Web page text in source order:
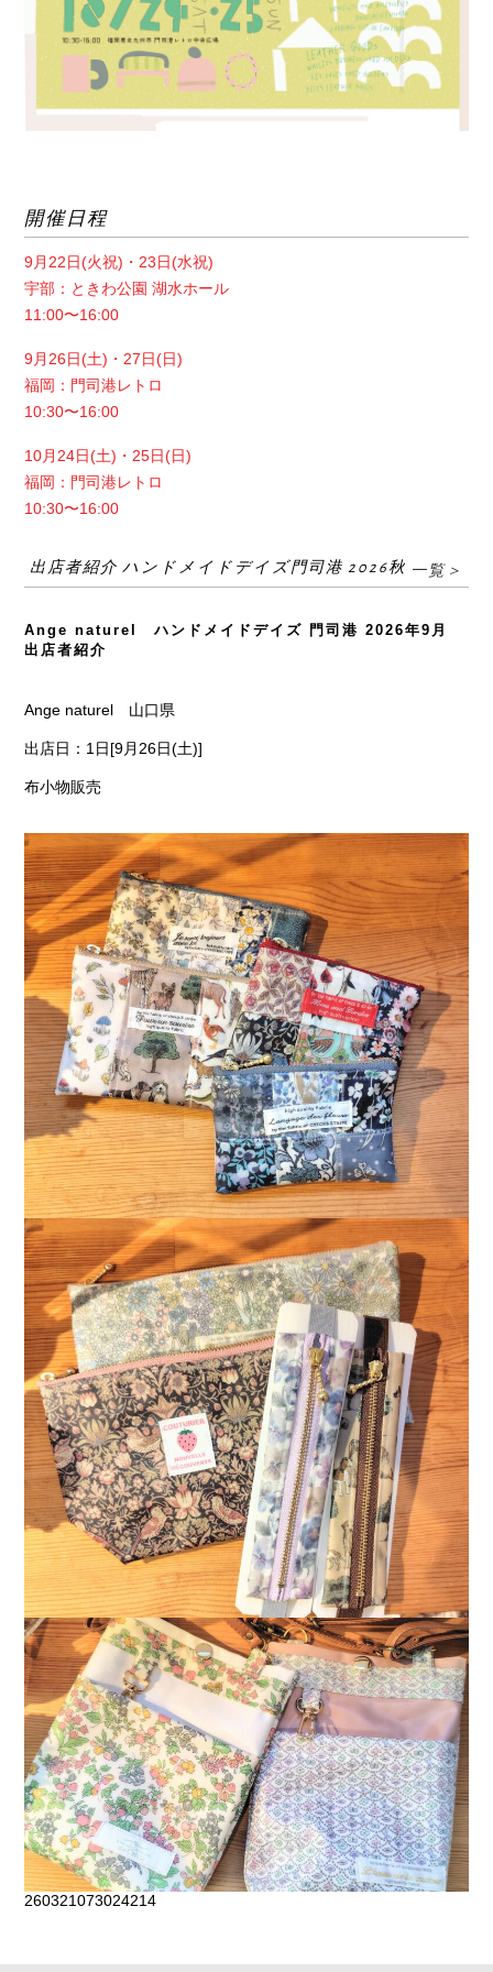
開催日程
9月22日(火祝)・23日(水祝)
宇部：ときわ公園 湖水ホール
11:00〜16:00
9月26日(土)・27日(日)
福岡：門司港レトロ
10:30〜16:00
10月24日(土)・25日(日)
福岡：門司港レトロ
10:30〜16:00
出店者紹介 ハンドメイドデイズ門司港 2026秋 一覧＞
Ange naturel ハンドメイドデイズ 門司港 2026年9月
出店者紹介
Ange naturel 山口県
出店日：1日[9月26日(土)]
布小物販売
260321073024214